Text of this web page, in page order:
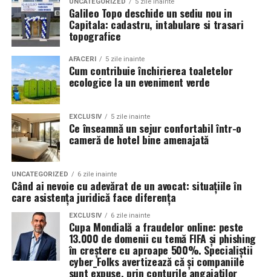
parcursul procesului de învățare
Pentru ca tinerii din comunități izolate sau din medii
defavorizate să poată urma aceste cursuri fără grija
costurilor zilnice, proiectul oferă o serie de măsuri de
sprijin integrat.
Pe lângă accesul gratuit la sălile de curs și atelierele de
practică, beneficiarii primesc pachete logistice și
alimentare săptămânale. Această abordare asigură
condițiile necesare pentru ca fiecare participant să se
concentreze exclusiv pe învățare și pe dezvoltarea
propriilor competențe.
Un pas sigur către o carieră
modernă
Intrarea in festival se face, ca in fiecare an, din strada
Oltului.
Program acces:
Vineri: incepand cu ora 16:00
Sambata si duminica: incepand cu ora 14:00
Pentru o experienta cat mai relaxata, organizatorii
recomanda sosirea cat mai devreme, in special in prima
zi de festival.
Accesul participantilor este permis pana la ora 23:30 in
fiecare dintre cele trei zile.
Persoanele acreditate (presa, parteneri si guestlist) isi
pot ridica acreditarile zilnic intre orele 08:00 si 20:00,
procesarea acestora incheindu-se dupa ora 20:00.
UNCATEGORIZED 5 zile inainte
Galileo Topo deschide un sediu nou in
Capitala: cadastru, intabulare si trasari
topografice
AFACERI 5 zile inainte
Cum contribuie închirierea toaletelor
ecologice la un eveniment verde
EXCLUSIV 5 zile inainte
Ce înseamnă un sejur confortabil într-o
cameră de hotel bine amenajată
UNCATEGORIZED 6 zile inainte
Când ai nevoie cu adevărat de un avocat: situațiile în
care asistența juridică face diferența
EXCLUSIV 6 zile inainte
Cupa Mondială a fraudelor online: peste
13.000 de domenii cu temă FIFA și phishing
în creștere cu aproape 500%. Specialiștii
cyber_Folks avertizează că și companiile
sunt expuse, prin conturile angajaților